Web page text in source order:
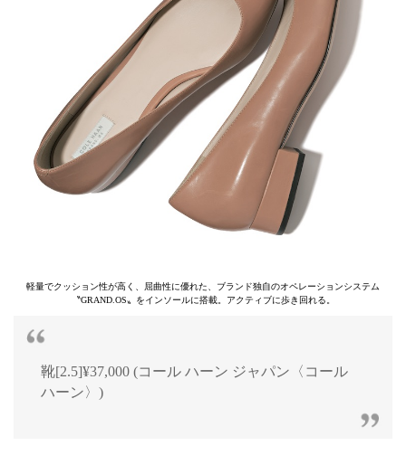
軽量でクッション性が高く、屈曲性に優れた、ブランド独自のオペレーションシステム
〝GRAND.OS〟をインソールに搭載。アクティブに歩き回れる。
靴[2.5]¥37,000 (コール ハーン ジャパン〈コール
ハーン〉)